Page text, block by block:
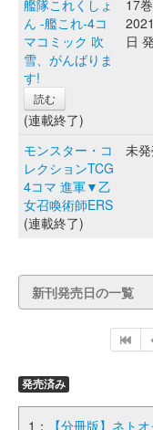
艦隊これくしょ
ん -艦これ-4コ
マコミック 吹
雪、がんばりま
す!
読む
(連載終了)
17巻
日
モンスター・コ
レクションTCG
4コマ 進軍▼乙
女召喚術師ERS
(連載終了)
未
新刊発売日の一覧
発売済み
1： 【分冊版】ネト